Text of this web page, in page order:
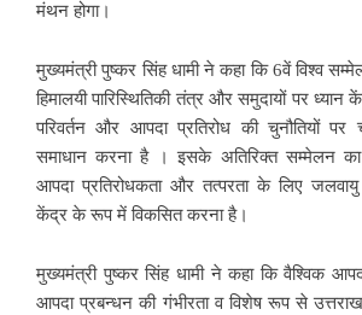
मंथन होगा।
मुख्यमंत्री पुष्कर सिंह धामी ने कहा कि 6वें विश्व
हिमालयी पारिस्थितिकी तंत्र और समुदायों पर
परिवर्तन और आपदा प्रतिरोध की चुनौतियों पर
समाधान करना है । इसके अतिरिक्त सम्मेलन का
आपदा प्रतिरोधकता और तत्परता के लिए
केंद्र के रूप में विकसित करना है।
मुख्यमंत्री पुष्कर सिंह धामी ने कहा कि वैश्विक
आपदा प्रबन्धन की गंभीरता व विशेष रूप से